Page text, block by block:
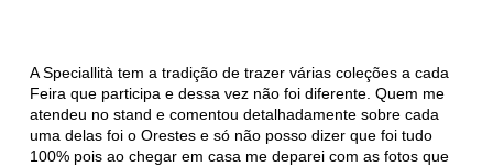
A Speciallità tem a tradição de trazer várias coleções a cada
Feira que participa e dessa vez não foi diferente. Quem me
atendeu no stand e comentou detalhadamente sobre cada
uma delas foi o Orestes e só não posso dizer que foi tudo
100% pois ao chegar em casa me deparei com as fotos que